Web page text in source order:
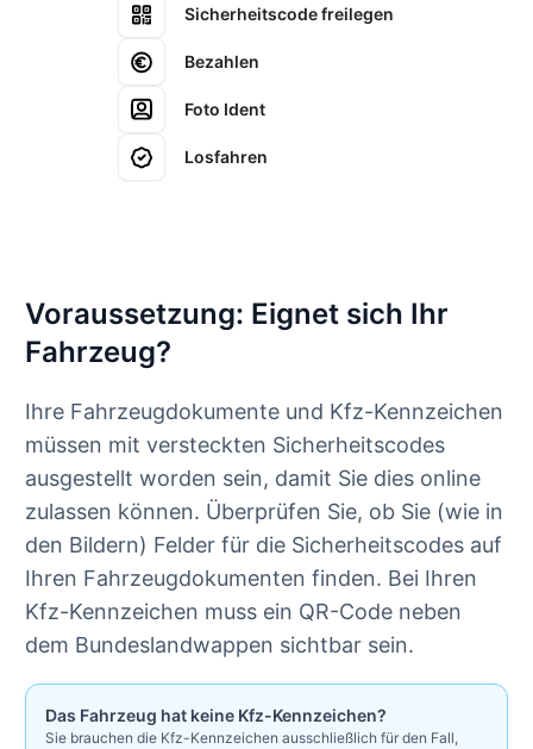
Sicherheitscode freilegen
Bezahlen
Foto Ident
Losfahren
Voraussetzung: Eignet sich Ihr
Fahrzeug?
Ihre Fahrzeugdokumente und Kfz-Kennzeichen
müssen mit versteckten Sicherheitscodes
ausgestellt worden sein, damit Sie dies online
zulassen können. Überprüfen Sie, ob Sie (wie in
den Bildern) Felder für die Sicherheitscodes auf
Ihren Fahrzeugdokumenten finden. Bei Ihren
Kfz-Kennzeichen muss ein QR-Code neben
dem Bundeslandwappen sichtbar sein.
Das Fahrzeug hat keine Kfz-Kennzeichen?
Sie brauchen die Kfz-Kennzeichen ausschließlich für den Fall,